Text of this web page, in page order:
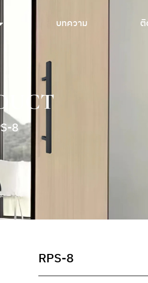
บทความ
บทความ
8
RPS-8